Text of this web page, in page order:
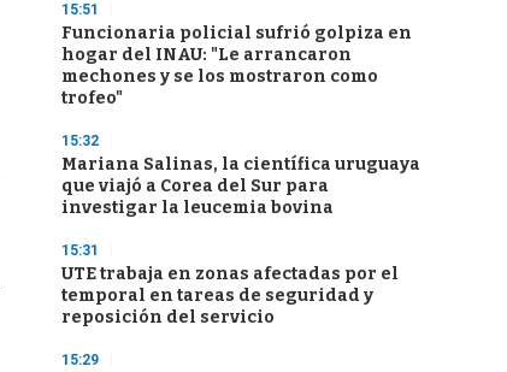
15:51
Funcionaria policial sufrió golpiza en
hogar del INAU: "Le arrancaron
mechones y se los mostraron como
trofeo"
15:32
Mariana Salinas, la científica uruguaya
que viajó a Corea del Sur para
investigar la leucemia bovina
15:31
UTE trabaja en zonas afectadas por el
temporal en tareas de seguridad y
reposición del servicio
15:29